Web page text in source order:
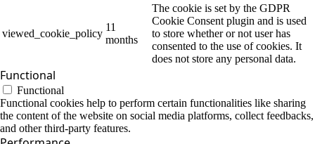
viewed_cookie_policy
11
months
The cookie is set by the GDPR
Cookie Consent plugin and is used
to store whether or not user has
consented to the use of cookies. It
does not store any personal data.
Functional
Functional
Functional cookies help to perform certain functionalities like sharing
the content of the website on social media platforms, collect feedbacks,
and other third-party features.